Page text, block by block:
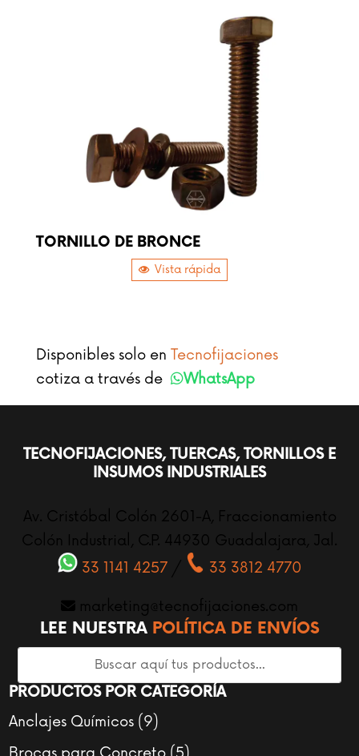
TORNILLO DE BRONCE
Vista rápida
Disponibles solo en Tecnofijaciones
cotiza a través de
WhatsApp
TECNOFIJACIONES, TUERCAS, TORNILLOS E
INSUMOS INDUSTRIALES
Av. Cristóbal Colón 2601-A, Fraccionamiento
Colón Industrial, C.P. 44930 Guadalajara, Jal.
33 1141 4257/ 33 3812 4770
marketing@tecnofijaciones.com
LEE NUESTRA POLÍTICA DE ENVÍOS
PRODUCTOS POR CATEGORÍA
Anclajes Químicos 99
productos
5